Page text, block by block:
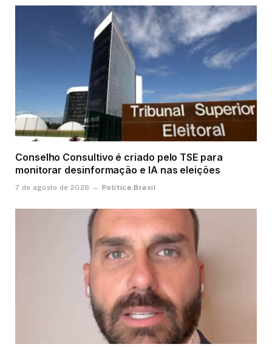
Conselho Consultivo é criado pelo TSE para
monitorar desinformação e IA nas eleições
7 de agosto de 2026 Política Brasil